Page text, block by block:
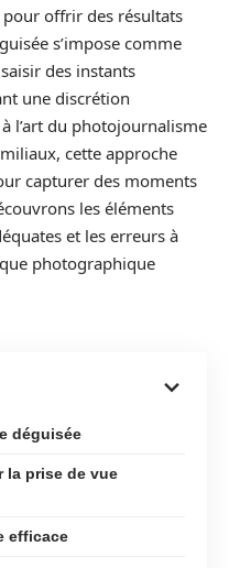
pour offrir des résultats
s’impose comme
des instants
une discrétion
l’art du photojournalisme
cette approche
capturer des moments
les éléments
et les erreurs à
photographique
déguisée
la prise de vue
efficace